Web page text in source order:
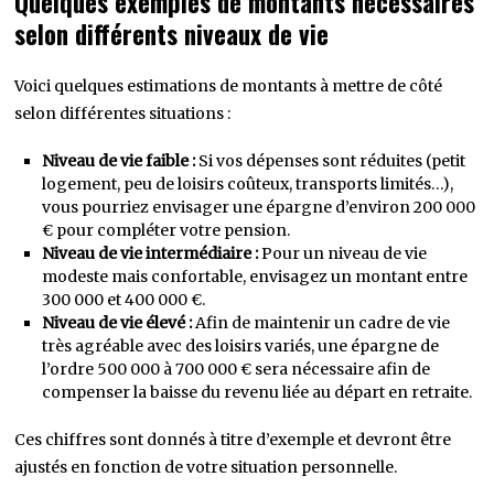
selon différents niveaux de vie
Voici quelques estimations de montants à mettre de côté
selon différentes situations :
Niveau de vie faible :Si vos dépenses sont réduites (petit
logement, peu de loisirs coûteux, transports limités…),
vous pourriez envisager une épargne d’environ 200 000
€ pour compléter votre pension.
Niveau de vie intermédiaire :Pour un niveau de vie
modeste mais confortable, envisagez un montant entre
300 000 et 400 000 €.
Niveau de vie élevé :Afin de maintenir un cadre de vie
très agréable avec des loisirs variés, une épargne de
l’ordre 500 000 à 700 000 € sera nécessaire afin de
compenser la baisse du revenu liée au départ en retraite.
Ces chiffres sont donnés à titre d’exemple et devront être
ajustés en fonction de votre situation personnelle.